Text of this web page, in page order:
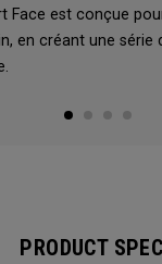
Face est conçue
en créant une série
PRODUCT